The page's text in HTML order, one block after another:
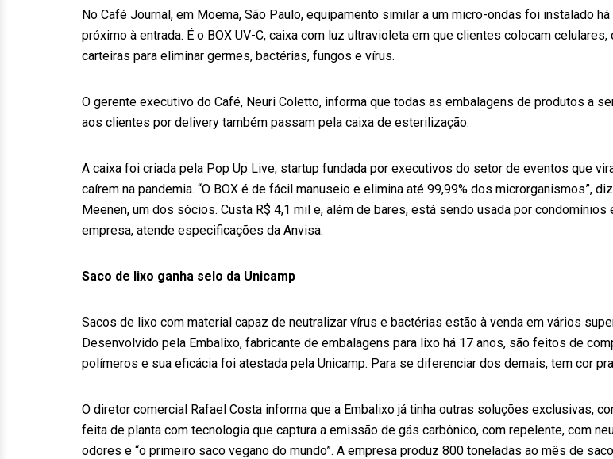
No Café Journal, em Moema, São Paulo, equipamento similar a um micro-ondas foi instalado
próximo à entrada. É o BOX UV-C, caixa com luz ultravioleta em que clientes colocam
carteiras para eliminar germes, bactérias, fungos e vírus.
O gerente executivo do Café, Neuri Coletto, informa que todas as embalagens de produtos a
aos clientes por delivery também passam pela caixa de esterilização.
A caixa foi criada pela Pop Up Live, startup fundada por executivos do setor de eventos que
caírem na pandemia. “O BOX é de fácil manuseio e elimina até 99,99% dos microrganismos”,
Meenen, um dos sócios. Custa R$ 4,1 mil e, além de bares, está sendo usada por condomínios
empresa, atende especificações da Anvisa.
Saco de lixo ganha selo da Unicamp
Sacos de lixo com material capaz de neutralizar vírus e bactérias estão à venda em vários
Desenvolvido pela Embalixo, fabricante de embalagens para lixo há 17 anos, são feitos de
polímeros e sua eficácia foi atestada pela Unicamp. Para se diferenciar dos demais, tem cor
O diretor comercial Rafael Costa informa que a Embalixo já tinha outras soluções exclusivas,
feita de planta com tecnologia que captura a emissão de gás carbônico, com repelente, com
odores e “o primeiro saco vegano do mundo”. A empresa produz 800 toneladas ao mês de